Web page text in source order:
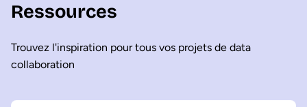
Ressources
Trouvez l'inspiration pour tous vos projets de data
collaboration